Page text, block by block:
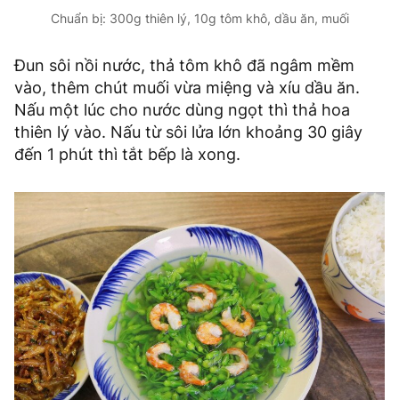
Chuẩn bị: 300g thiên lý, 10g tôm khô, dầu ăn, muối
Đun sôi nồi nước, thả tôm khô đã ngâm mềm
vào, thêm chút muối vừa miệng và xíu dầu ăn.
Nấu một lúc cho nước dùng ngọt thì thả hoa
thiên lý vào. Nấu từ sôi lửa lớn khoảng 30 giây
đến 1 phút thì tắt bếp là xong.